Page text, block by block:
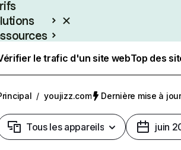
le trafic d'un site webTop des
/ youjizz.com Dernière mise à
Tous les appareils juin